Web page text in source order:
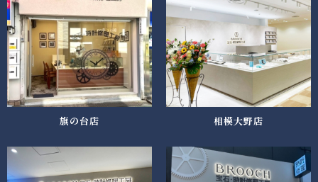
旗の台店 相模大野店